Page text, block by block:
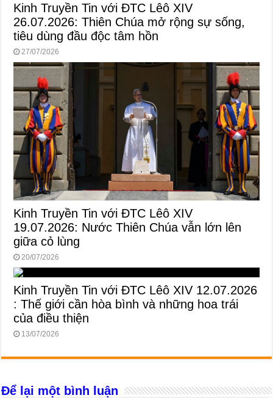
Kinh Truyền Tin với ĐTC Lêô XIV
26.07.2026: Thiên Chúa mở rộng sự sống,
tiêu dùng đầu độc tâm hồn
27/07/2026
Kinh Truyền Tin với ĐTC Lêô XIV
19.07.2026: Nước Thiên Chúa vẫn lớn lên
giữa cỏ lùng
20/07/2026
Kinh Truyền Tin với ĐTC Lêô XIV 12.07.2026
: Thế giới cần hòa bình và những hoa trái
của điều thiện
13/07/2026
Để lại một bình luận